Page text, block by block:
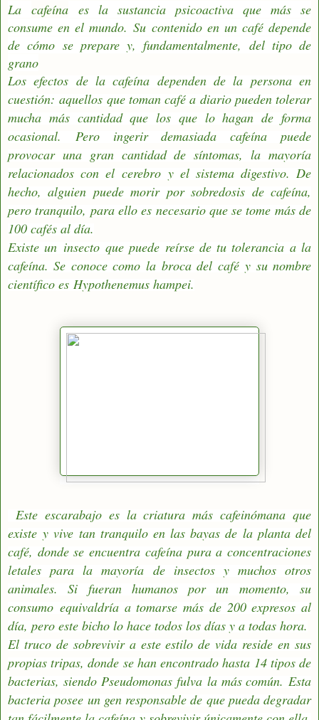
La cafeína es la sustancia psicoactiva que más se
consume en el mundo.Su contenido en un café depende
de cómo se prepare y, fundamentalmente, del tipo de
grano
Los efectos de la cafeína dependen de la persona en
cuestión:aquellos que toman café a diario pueden tolerar
mucha más cantidad que los que lo hagan de forma
ocasional. Pero ingerir demasiada cafeína puede
provocar una gran cantidad de síntomas, la mayoría
relacionados con el cerebro y el sistema digestivo. De
hecho, alguien puede morir por sobredosis de cafeína,
pero tranquilo, para ello es necesario que se tome más de
100 cafés al día.
Existe un insecto que puede reírse de tu tolerancia a la
cafeína. Se conoce como la broca del caféy su nombre
científico es Hypothenemus hampei.
Este escarabajo es la criatura más cafeinómana que
existe y vive tan tranquilo en las bayas de la planta del
café, donde se encuentra cafeína pura a concentraciones
letales para la mayoría de insectos y muchos otros
animales. Si fueran humanos por un momento, su
consumo equivaldría a tomarse más de 200 expresos al
día, pero este bicho lo hace todos los días y a todas hora.
El truco de sobrevivir a este estilo de vida reside en sus
propias tripas, donde se han encontrado hasta 14 tipos de
bacterias, siendoPseudomonas fulva la más común.Esta
bacteria posee un gen responsable de que pueda degradar